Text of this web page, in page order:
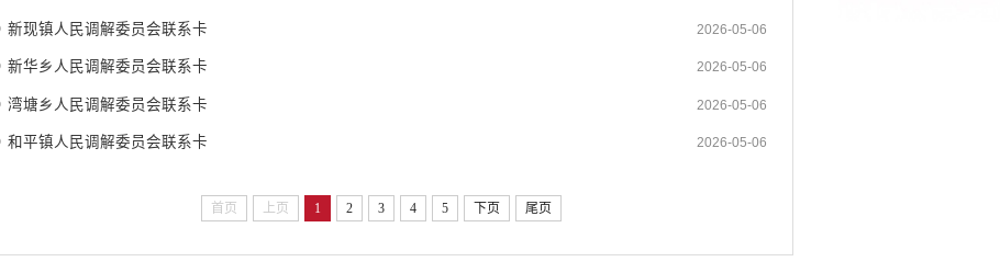
新现镇人民调解委员会联系卡 2026-05-06
新华乡人民调解委员会联系卡 2026-05-06
湾塘乡人民调解委员会联系卡 2026-05-06
和平镇人民调解委员会联系卡 2026-05-06
首页 上页 1 2 3 4 5 下页 尾页